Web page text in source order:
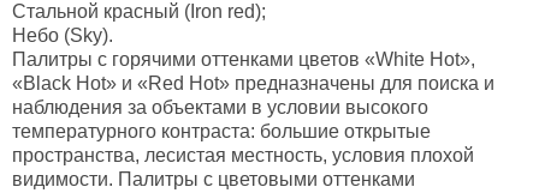
Стальной красный (Iron red);
Небо (Sky).
Палитры с горячими оттенками цветов «White Hot»,
«Black Hot» и «Red Hot» предназначены для поиска и
наблюдения за объектами в условии высокого
температурного контраста: большие открытые
пространства, лесистая местность, условия плохой
видимости. Палитры с цветовыми оттенками